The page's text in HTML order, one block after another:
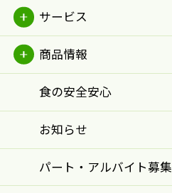
サービス
商品情報
食の安全安心
お知らせ
パート・アルバイト募集